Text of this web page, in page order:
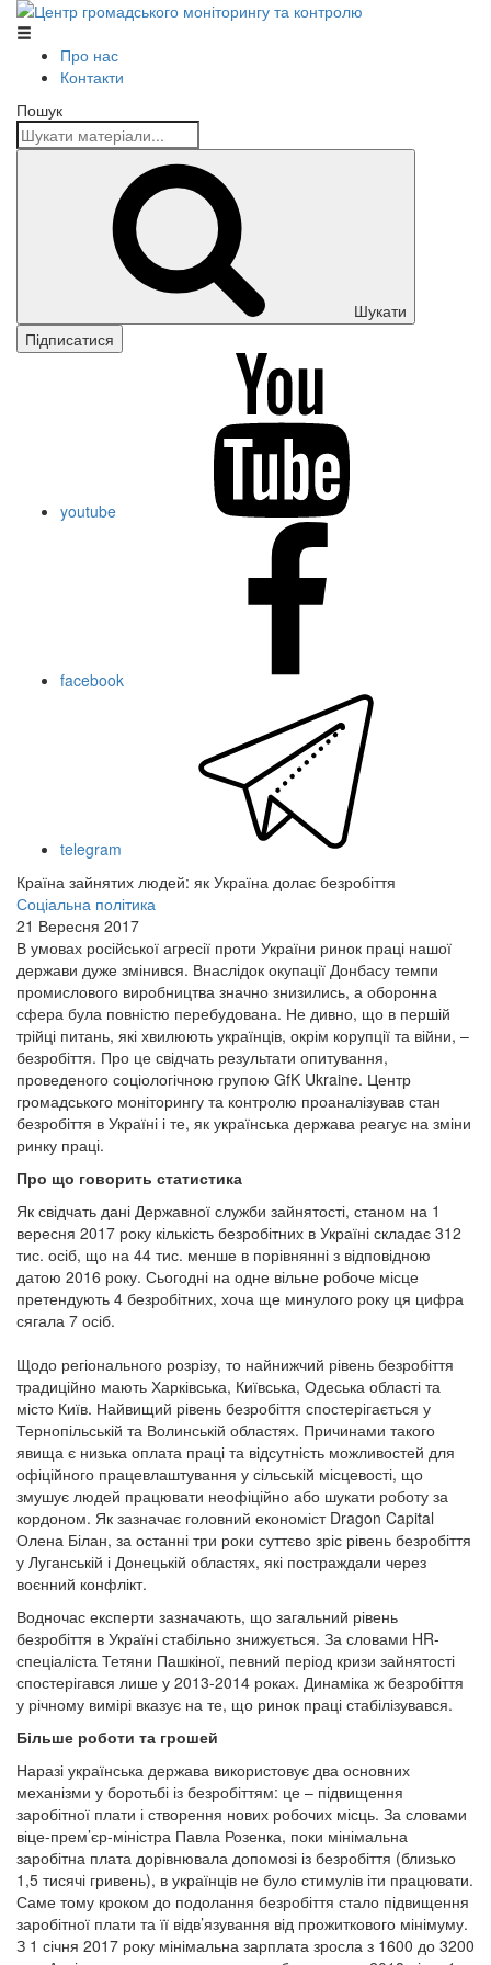
Центр громадського моніторингу та контролю
Про нас
Контакти
Пошук
Шукати
Підписатися
youtube
facebook
telegram
Країна зайнятих людей: як Україна долає безробіття
Соціальна політика
21 Вересня 2017
В умовах російської агресії проти України ринок праці нашої
держави дуже змінився. Внаслідок окупації Донбасу темпи
промислового виробництва значно знизились, а оборонна
сфера була повністю перебудована. Не дивно, що в першій
трійці питань, які хвилюють українців, окрім корупції та війни, –
безробіття. Про це свідчать результати опитування,
проведеного соціологічною групою GfK Ukraine. Центр
громадського моніторингу та контролю проаналізував стан
безробіття в Україні і те, як українська держава реагує на зміни
ринку праці.
Про що говорить статистика
Як свідчать дані Державної служби зайнятості, станом на 1
вересня 2017 року кількість безробітних в Україні складає 312
тис. осіб, що на 44 тис. менше в порівнянні з відповідною
датою 2016 року. Сьогодні на одне вільне робоче місце
претендують 4 безробітних, хоча ще минулого року ця цифра
сягала 7 осіб.
Щодо регіонального розрізу, то найнижчий рівень безробіття
традиційно мають Харківська, Київська, Одеська області та
місто Київ. Найвищий рівень безробіття спостерігається у
Тернопільській та Волинській областях. Причинами такого
явища є низька оплата праці та відсутність можливостей для
офіційного працевлаштування у сільській місцевості, що
змушує людей працювати неофіційно або шукати роботу за
кордоном. Як зазначає головний економіст Dragon Capital
Олена Білан, за останні три роки суттєво зріс рівень безробіття
у Луганській і Донецькій областях, які постраждали через
воєнний конфлікт.
Водночас експерти зазначають, що загальний рівень
безробіття в Україні стабільно знижується. За словами HR-
спеціаліста Тетяни Пашкіної, певний період кризи зайнятості
спостерігався лише у 2013-2014 роках. Динаміка ж безробіття
у річному вимірі вказує на те, що ринок праці стабілізувався.
Більше роботи та грошей
Наразі українська держава використовує два основних
механізми у боротьбі із безробіттям: це – підвищення
заробітної плати і створення нових робочих місць. За словами
віце-прем’єр-міністра Павла Розенка, поки мінімальна
заробітна плата дорівнювала допомозі із безробіття (близько
1,5 тисячі гривень), в українців не було стимулів іти працювати.
Саме тому кроком до подолання безробіття стало підвищення
заробітної плати та її відв’язування від прожиткового мінімуму.
З 1 січня 2017 року мінімальна зарплата зросла з 1600 до 3200